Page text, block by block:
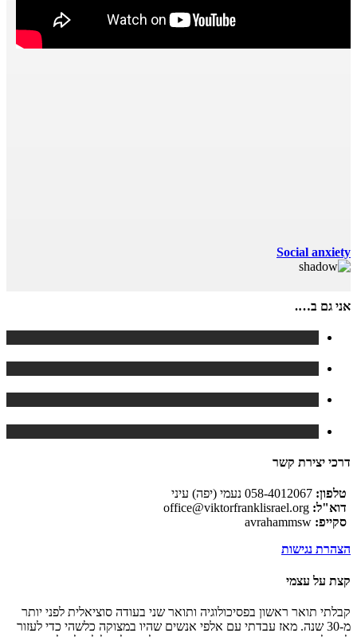
Social anxiety
אני גם ב….
דרכי יצירת קשר
טלפון:
דוא"ל:
סקייפ:
הצהרת נגישות
קצת על עצמי
קבלתי תואר ראשון בפסיכולוגיה ותואר שני בעודה סוציאלית לפני יותר
מ-30 שנה. מאז עבדתי עם אלפי אנשים שהיו במצוקה כלשהי כדי לעזור